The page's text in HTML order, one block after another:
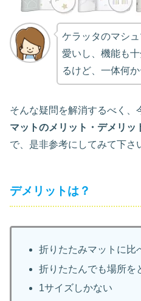
ケラッタのマシ
愛いし、機能も
るけど、一体何
そんな疑問を解消するべく、
マットのメリット・デメリッ
で、是非参考にしてみて下さ
デメリットは？
折りたたみマットに比
折りたたんでも場所を
1サイズしかない